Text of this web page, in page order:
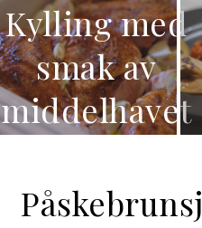
Kylling med
smak av
middelhavet
Påskebrunsj